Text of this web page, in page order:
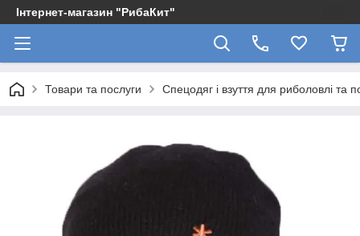
Інтернет-магазин "РибаКит"
Товари та послуги Спецодяг і взуття для риболовлі та